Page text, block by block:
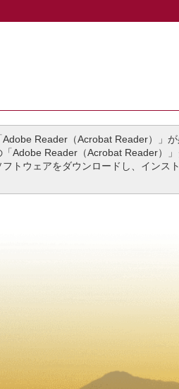
Reader（Acrobat Reader）」
Adobe Reader（Acrobat Reader）」
トウェアをダウンロードし、インス